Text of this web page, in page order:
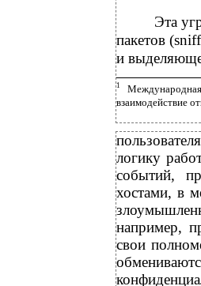
Эта
пакетов
и
1
взаимодействие
логику
событий,
хостами, в
например,
свои